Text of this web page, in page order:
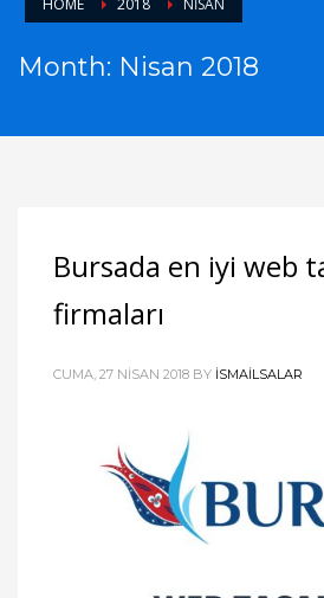
Month: Nisan 2018
Bursada en iyi web
firmaları
CUMA, 27 NISAN 2018 BY ISMAILSALAR